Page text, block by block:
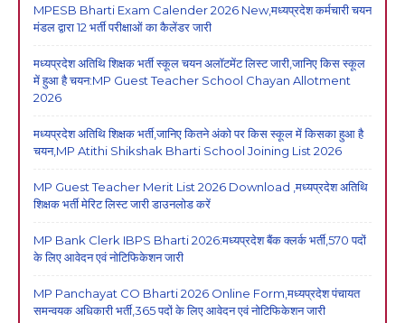
MPESB Bharti Exam Calender 2026 New,मध्यप्रदेश कर्मचारी चयन
मंडल द्वारा 12 भर्ती परीक्षाओं का कैलेंडर जारी
मध्यप्रदेश अतिथि शिक्षक भर्ती स्कूल चयन अलॉटमेंट लिस्ट जारी,जानिए किस स्कूल
में हुआ है चयन:MP Guest Teacher School Chayan Allotment
2026
मध्यप्रदेश अतिथि शिक्षक भर्ती,जानिए कितने अंको पर किस स्कूल में किसका हुआ है
चयन,MP Atithi Shikshak Bharti School Joining List 2026
MP Guest Teacher Merit List 2026 Download ,मध्यप्रदेश अतिथि
शिक्षक भर्ती मेरिट लिस्ट जारी डाउनलोड करें
MP Bank Clerk IBPS Bharti 2026:मध्यप्रदेश बैंक क्लर्क भर्ती,570 पदों
के लिए आवेदन एवं नोटिफिकेशन जारी
MP Panchayat CO Bharti 2026 Online Form,मध्यप्रदेश पंचायत
समन्वयक अधिकारी भर्ती,365 पदों के लिए आवेदन एवं नोटिफिकेशन जारी